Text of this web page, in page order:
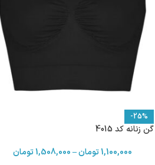
-25%
گن زنانه کد 4015
1,100,000تومان–
1,508,000تومان